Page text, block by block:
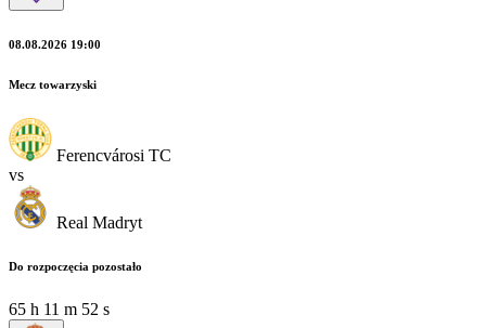
08.08.2026 19:00
Mecz towarzyski
Ferencvárosi TC
vs
Real Madryt
Do rozpoczęcia pozostało
65 h 11 m 51 s